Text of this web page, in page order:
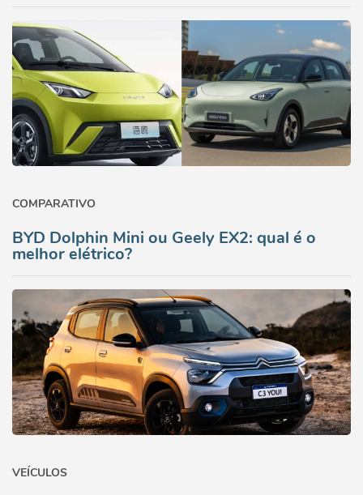
COMPARATIVO
BYD Dolphin Mini ou Geely EX2: qual é o
melhor elétrico?
VEÍCULOS